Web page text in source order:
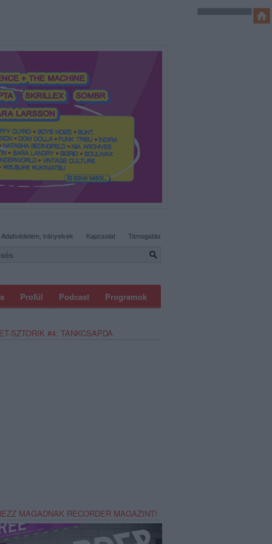
Profül Podcast Programok
Adatvédelem, irányelvek Kapcsolat Támogatás
SZTORIK #4: TANKCSAPDA
MAGADNAK RECORDER MAGAZINT!